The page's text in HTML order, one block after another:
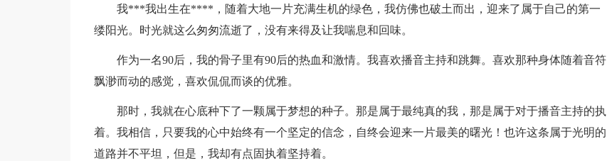
我***我出生在****，随着大地一片充满生机的绿色，我仿佛也破土而出，迎来了属于自己的第一
缕阳光。时光就这么匆匆流逝了，没有来得及让我喘息和回味。
作为一名90后，我的骨子里有90后的热血和激情。我喜欢播音主持和跳舞。喜欢那种身体随着音符
飘渺而动的感觉，喜欢侃侃而谈的优雅。
那时，我就在心底种下了一颗属于梦想的种子。那是属于最纯真的我，那是属于对于播音主持的执
着。我相信，只要我的心中始终有一个坚定的信念，自终会迎来一片最美的曙光！也许这条属于光明的
道路并不平坦，但是，我却有点固执着坚持着。